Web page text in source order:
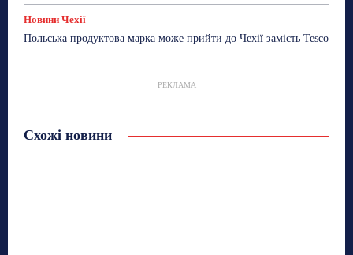
Новини Чехії
Польська продуктова марка може прийти до Чехії замість Tesco
РЕКЛАМА
Схожі новини